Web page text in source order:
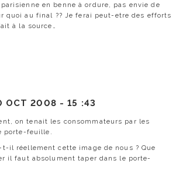
en benne à ordure, pas envie de
quoi au final ?? Je ferai peut-etre des efforts
à la source…
OCT 2008 -15 :43
on tenait les consommateurs par les
porte-feuille.
il réellement cette image de nous ? Que
il faut absolument taper dans le porte-